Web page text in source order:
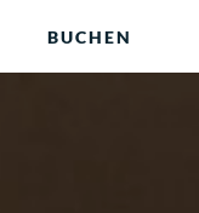
BUCHEN